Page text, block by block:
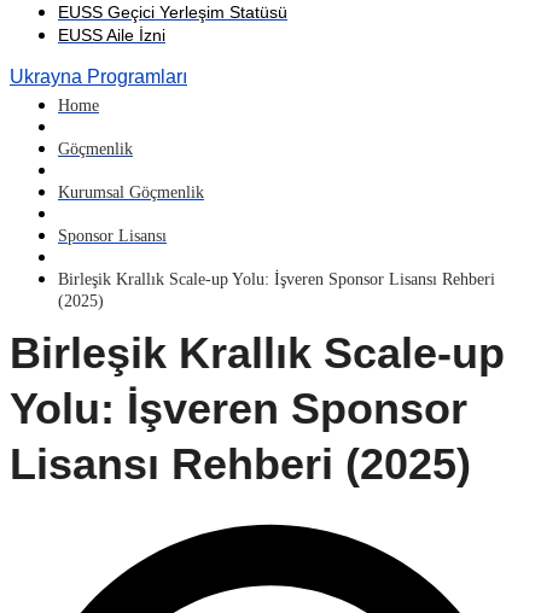
EUSS Geçici Yerleşim Statüsü
EUSS Aile İzni
Ukrayna Programları
Home
Göçmenlik
Kurumsal Göçmenlik
Sponsor Lisansı
Birleşik Krallık Scale-up Yolu: İşveren Sponsor Lisansı Rehberi
(2025)
Birleşik Krallık Scale-up
Yolu: İşveren Sponsor
Lisansı Rehberi (2025)